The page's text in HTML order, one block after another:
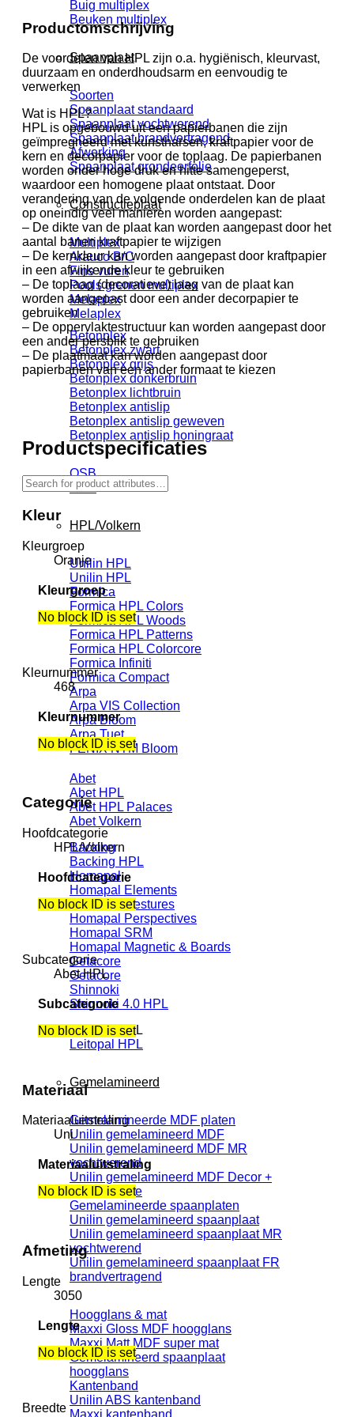
Buig multiplex
Beuken multiplex
Spaanplaat
Soorten
Spaanplaat standaard
Spaanplaat vochtwerend
Spaanplaat brandvertragend
Afwerking
Spaanplaat grondeerfolie
Constructieplaat
Multiplex
Arauco B/C
Fins vuren
Pools grenen multiplex
Melaplex
Melaplex
Betonplex
Betonplex zwart
Betonplex grijs
Betonplex donkerbruin
Betonplex lichtbruin
Betonplex antislip
Betonplex antislip geweven
Betonplex antislip honingraat
OSB
OSB
HPL/Volkern
Unilin HPL
Unilin HPL
Formica
Formica HPL Colors
Formica HPL Woods
Formica HPL Patterns
Formica HPL Colorcore
Formica Infiniti
Formica Compact
Arpa
Arpa VIS Collection
Arpa Bloom
Arpa Tuet
FENIX NTM Bloom
Abet
Abet HPL
Abet HPL Palaces
Abet Volkern
Backing
Backing HPL
Homapal
Homapal Elements
Homapal Gestures
Homapal Perspectives
Homapal SRM
Homapal Magnetic & Boards
Getacore
Getacore
Shinnoki
Shinnoki 4.0 HPL
Leitopal HPL
Leitopal HPL
Gemelamineerd
Gemelamineerde MDF platen
Unilin gemelamineerd MDF
Unilin gemelamineerd MDF MR
vochtwerend
Unilin gemelamineerd MDF Decor +
lakdraagfolie
Gemelamineerde spaanplaten
Unilin gemelamineerd spaanplaat
Unilin gemelamineerd spaanplaat MR
vochtwerend
Unilin gemelamineerd spaanplaat FR
brandvertragend
Hoogglans & mat
Maxxi Gloss MDF hoogglans
Maxxi Matt MDF super mat
Gemelamineerd spaanplaat
hoogglans
Kantenband
Unilin ABS kantenband
Maxxi kantenband
Productomschrijving
De voordelen van HPL zijn o.a. hygiënisch, kleurvast,
duurzaam en onderdhoudsarm en eenvoudig te
verwerken
Wat is HPL?
HPL is opgebouwd uit een papierbanen die zijn
geïmpregneerd met kunstharsen, kraftpapier voor de
kern en decorpapier voor de toplaag. De papierbanen
worden onder hoge druk en hitte samengeperst,
waardoor een homogene plaat ontstaat. Door
verandering van de volgende onderdelen kan de plaat
op oneindig veel manieren worden aangepast:
– De dikte van de plaat kan worden aangepast door het
aantal banen kraftpapier te wijzigen
– De kernkleur kan worden aangepast door kraftpapier
in een afwijkende kleur te gebruiken
– De toplaag (decoratieve) laag van de plaat kan
worden aangepast door een ander decorpapier te
gebruiken
– De oppervlaktestructuur kan worden aangepast door
een ander persblik te gebruiken
– De plaatmaat kan worden aangepast door
papierbanen van een ander formaat te kiezen
Productspecificaties
Kleur
Kleurgroep
Oranje
Kleurgroep
No block ID is set
Kleurnummer
468
Kleurnummer
No block ID is set
Categorie
Hoofdcategorie
HPL/Volkern
Hoofdcategorie
No block ID is set
Subcategorie
Abet HPL
Subcategorie
No block ID is set
Materiaal
Materiaaluitstraling
Uni
Materiaaluitstraling
No block ID is set
Afmeting
Lengte
3050
Lengte
No block ID is set
Breedte